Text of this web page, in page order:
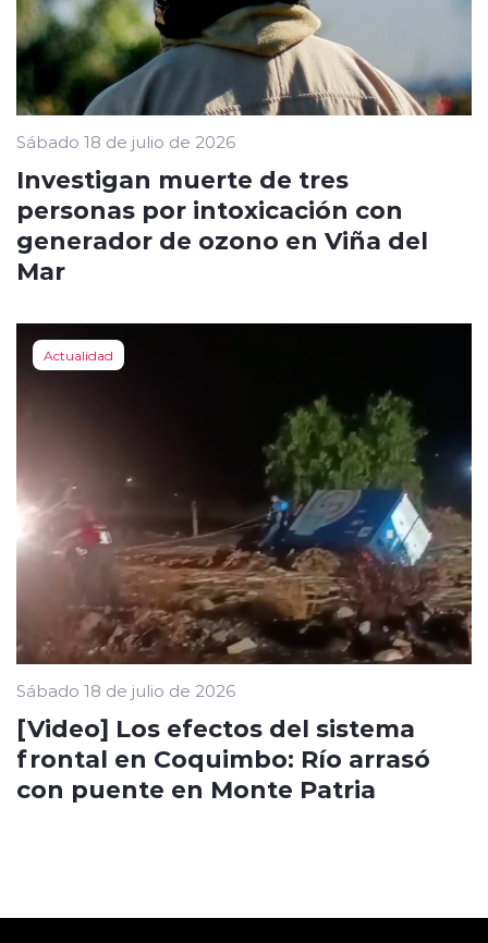
Sábado 18 de julio de 2026
Investigan muerte de tres
personas por intoxicación con
generador de ozono en Viña del
Mar
Actualidad
Sábado 18 de julio de 2026
[Video] Los efectos del sistema
frontal en Coquimbo: Río arrasó
con puente en Monte Patria